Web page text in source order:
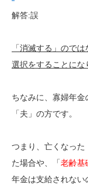
解答:誤
「消滅する」ので
選択をすることにな
ちなみに、寡婦年金
「夫」の方です。
つまり、亡くなった
た場合や、「老齢基
年金は支給されない